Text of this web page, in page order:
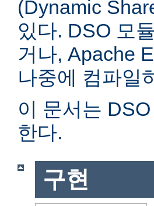
(Dynamic
있다. DSO 모
거나, Apache
나중에 컴파일
이 문서는
한다.
구현